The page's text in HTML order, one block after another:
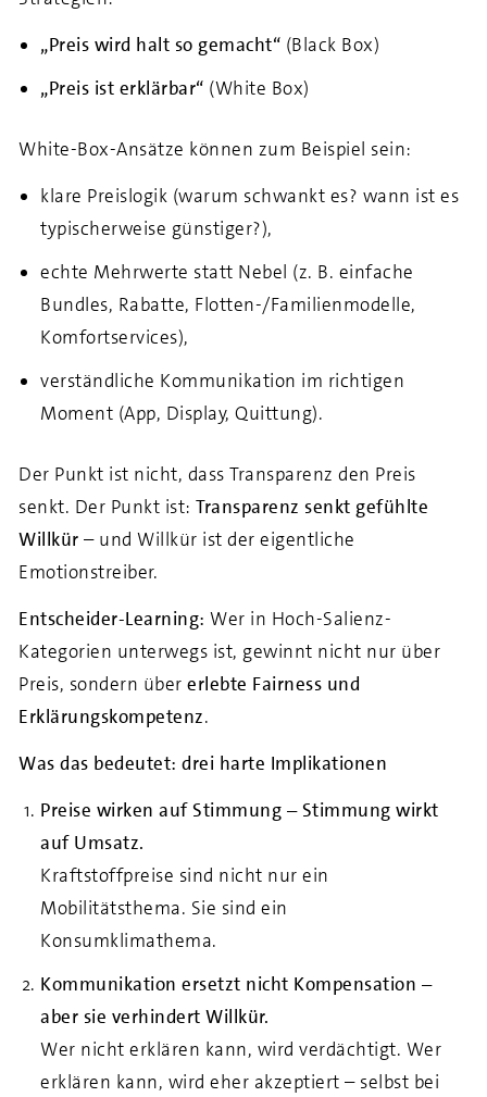
„Preis wird halt so gemacht“ (Black Box)
„Preis ist erklärbar“ (White Box)
White-Box-Ansätze können zum Beispiel sein:
klare Preislogik (warum schwankt es? wann ist es
typischerweise günstiger?),
echte Mehrwerte statt Nebel (z. B. einfache
Bundles, Rabatte, Flotten-/Familienmodelle,
Komfortservices),
verständliche Kommunikation im richtigen
Moment (App, Display, Quittung).
Der Punkt ist nicht, dass Transparenz den Preis
senkt. Der Punkt ist: Transparenz senkt gefühlte
Willkür – und Willkür ist der eigentliche
Emotionstreiber.
Entscheider-Learning: Wer in Hoch-Salienz-
Kategorien unterwegs ist, gewinnt nicht nur über
Preis, sondern über erlebte Fairness und
Erklärungskompetenz.
Was das bedeutet: drei harte Implikationen
Preise wirken auf Stimmung – Stimmung wirkt
auf Umsatz.
Kraftstoffpreise sind nicht nur ein
Mobilitätsthema. Sie sind ein
Konsumklimathema.
Kommunikation ersetzt nicht Kompensation –
aber sie verhindert Willkür.
Wer nicht erklären kann, wird verdächtigt. Wer
erklären kann, wird eher akzeptiert – selbst bei